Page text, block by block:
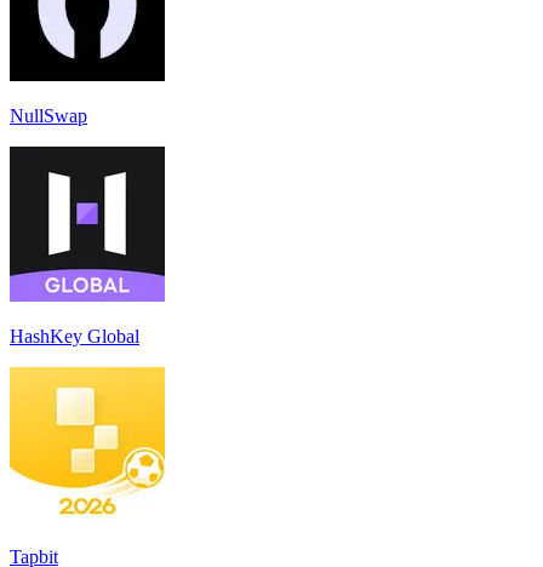
NullSwap
HashKey Global
Tapbit